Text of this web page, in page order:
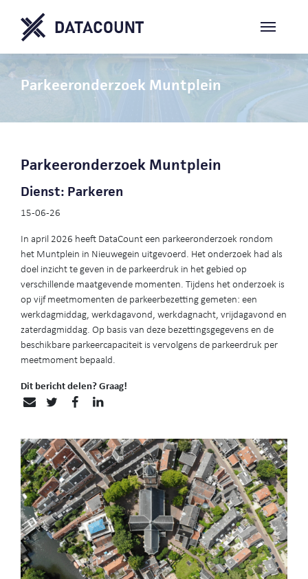
Parkeeronderzoek Muntplein
Parkeeronderzoek Muntplein
Dienst: Parkeren
15-06-26
In april 2026 heeft DataCount een parkeeronderzoek rondom
het Muntplein in Nieuwegein uitgevoerd. Het onderzoek had als
doel inzicht te geven in de parkeerdruk in het gebied op
verschillende maatgevende momenten. Tijdens het onderzoek is
op vijf meetmomenten de parkeerbezetting gemeten: een
werkdagmiddag, werkdagavond, werkdagnacht, vrijdagavond en
zaterdagmiddag. Op basis van deze bezettingsgegevens en de
beschikbare parkeercapaciteit is vervolgens de parkeerdruk per
meetmoment bepaald.
Dit bericht delen? Graag!